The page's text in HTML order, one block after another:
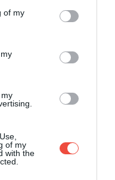
You may click to
its third-party tags to
in below Google
of my
of my
with the